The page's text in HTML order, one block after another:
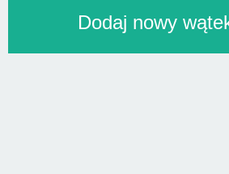
Dodaj nowy